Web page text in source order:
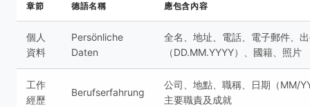
章節 德語名稱 應包含內容
個人
資料
Persönliche
Daten
全名、地址、電話、電子郵件、
（DD.MM.YYYY）、國籍、照片
工作
經歷
Berufserfahrung
公司、地點、職稱、日期（MM/
主要職責及成就